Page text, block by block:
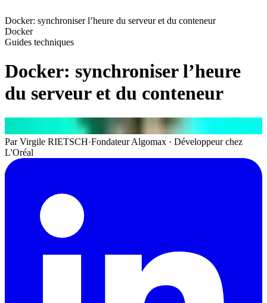
Docker: synchroniser l’heure du serveur et du conteneur
Docker
Guides techniques
Docker: synchroniser l’heure
du serveur et du conteneur
ParVirgile RIETSCH·Fondateur Algomax · Développeur chez
L'Oréal